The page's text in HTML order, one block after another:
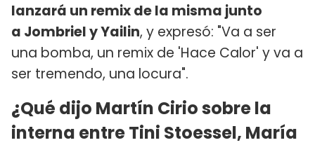
lanzará un remix de la misma junto
a Jombriel y Yailin, y expresó: "Va a ser
una bomba, un remix de 'Hace Calor' y va a
ser tremendo, una locura".
¿Qué dijo Martín Cirio sobre la
interna entre Tini Stoessel, María